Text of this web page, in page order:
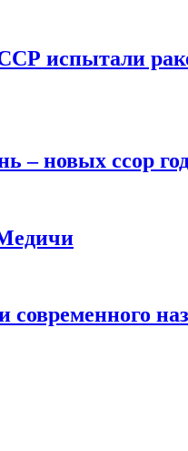
испытали
– новых ссор год